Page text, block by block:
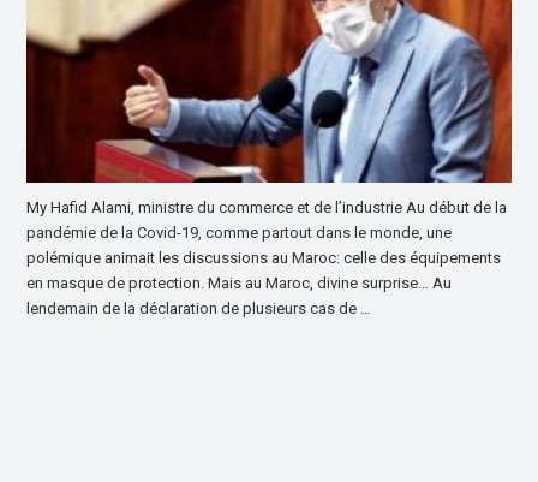
My Hafid Alami, ministre du commerce et de l’industrie Au début de la
pandémie de la Covid-19, comme partout dans le monde, une
polémique animait les discussions au Maroc: celle des équipements
en masque de protection. Mais au Maroc, divine surprise… Au
lendemain de la déclaration de plusieurs cas de …